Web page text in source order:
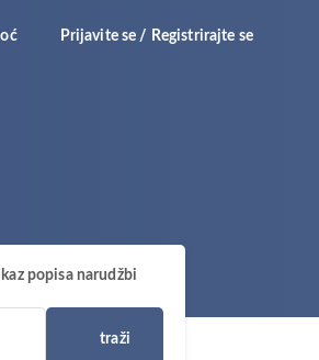
Prijavite se / Registrirajte se
popisa narudžbi
traži